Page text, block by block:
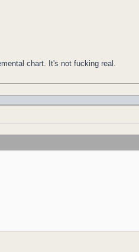
chart. It's not fucking real.